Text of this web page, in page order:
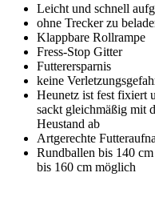
Leicht und schnell
ohne Trecker zu
Klappbare Rollrampe
Fress-Stop Gitter
Futterersparnis
keine
Heunetz ist fest fixiert
sackt gleichmäßig mit
Heustand ab
Artgerechte
Rundballen bis 140
bis 160 cm möglich